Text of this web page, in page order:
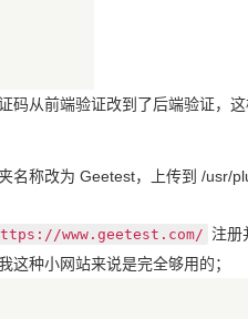
从前端验证改到了后端验证，这
名称改为 Geetest，上传到 /usr/
www.geetest.com/
注册
这种小网站来说是完全够用的；